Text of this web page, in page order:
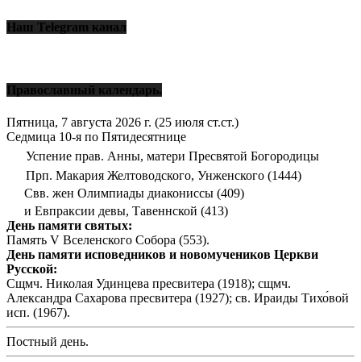
Наш Telegram канал
Православный календарь.
Пятница, 7 августа 2026 г. (25 июля ст.ст.)
Седмица 10-я по Пятидесятнице
Успение прав. Анны, матери Пресвятой Богородицы
Прп. Макария Желтоводского, Унженского (1444)
Свв. жен Олимпиады диакониссы (409)
и Евпраксии девы, Тавеннской (413)
День памяти святых:
Память V Вселенского Собора (553).
День памяти исповедников и новомучеников Церкви
Русской:
Сщмч. Николая Удинцева пресвитера (1918); сщмч.
Александра Сахарова пресвитера (1927); св. Ираиды Тихо́вой
исп. (1967).
Постный день.